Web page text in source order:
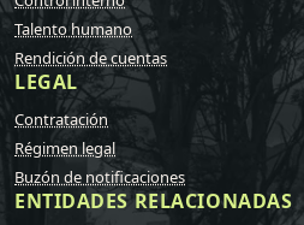
Talento humano
Rendición de cuentas
LEGAL
Contratación
Régimen legal
Buzón de notificaciones
ENTIDADES RELACIONADAS